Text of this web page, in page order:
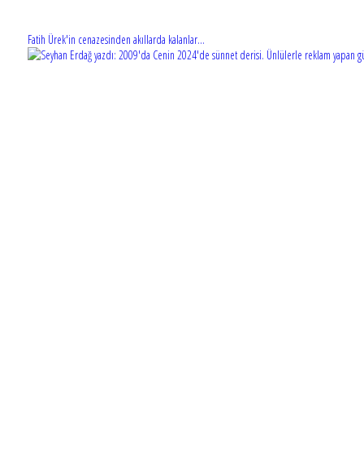
Fatih Ürek'in cenazesinden akıllarda kalanlar...